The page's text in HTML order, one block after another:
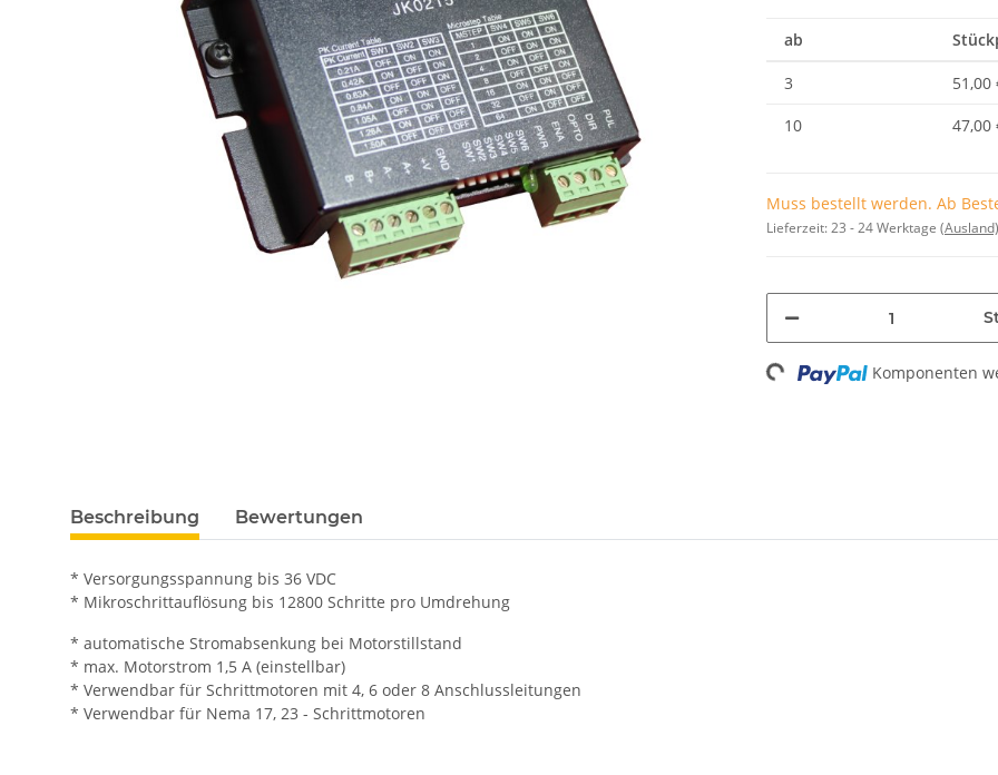
ab
3 51,00
10
47,00
Muss bestellt werden. Ab
Lieferzeit:23 - 24 Werktage (Ausland)
Loading... Komponenten
Beschreibung Bewertungen
* Versorgungsspannung bis 36 VDC
* Mikroschrittauflösung bis 12800 Schritte pro Umdrehung
* automatische Stromabsenkung bei Motorstillstand
* max. Motorstrom 1,5 A (einstellbar)
* Verwendbar für Schrittmotoren mit 4, 6 oder 8 Anschlussleitungen
* Verwendbar für Nema 17, 23 - Schrittmotoren